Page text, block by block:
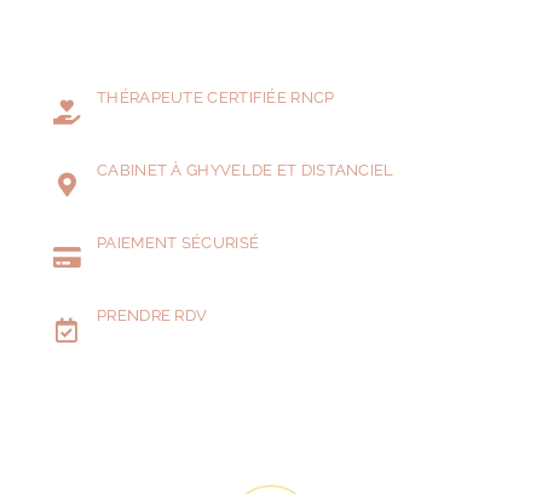
THÉRAPEUTE CERTIFIÉE RNCP
CABINET À GHYVELDE ET DISTANCIEL
PAIEMENT SÉCURISÉ
PRENDRE RDV